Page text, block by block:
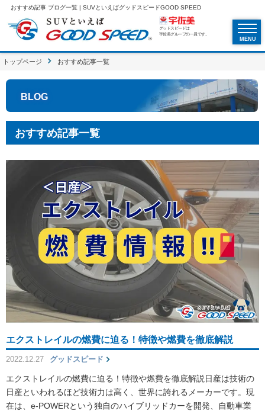
おすすめ記事 ブログ一覧 | SUVといえばグッドスピードGOOD SPEED
グッドスピードは
宇佐美グループの一員です。
MENU
トップページ おすすめ記事一覧
BLOG
おすすめ記事一覧
エクストレイルの燃費に迫る！特徴や燃費を徹底解説
2022.12.27 グッドスピード
エクストレイルの燃費に迫る！特徴や燃費を徹底解説日産は技術の
日産といわれるほど技術力は高く、世界に誇れるメーカーです。現
在は、e-POWERという独自のハイブリッドカーを開発、自動車業